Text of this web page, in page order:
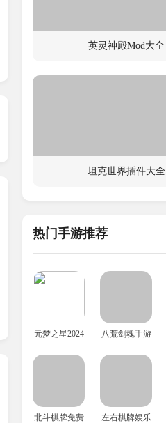
英灵神殿Mod大全
坦克世界插件大全
热门手游推荐
元梦之星2024年最新版八荒剑魂手游
北斗棋牌免费安装包左右棋牌娱乐